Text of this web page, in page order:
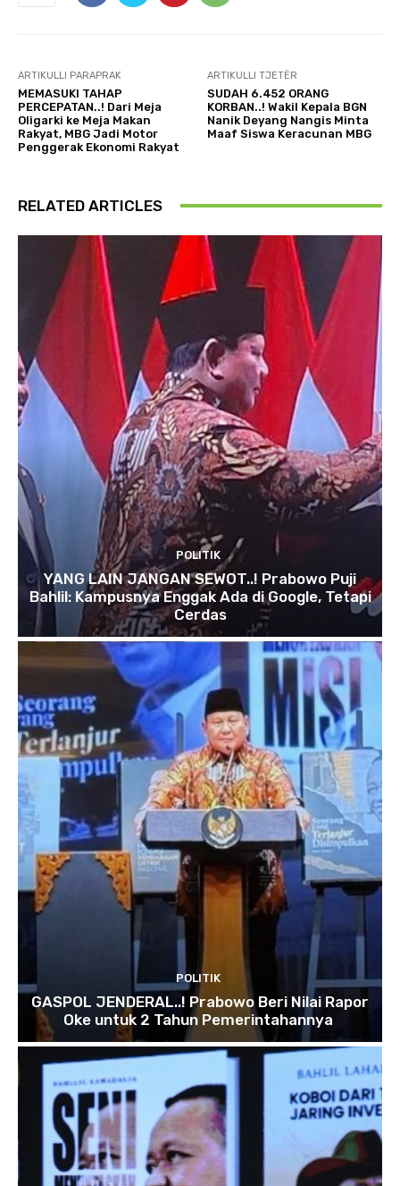
ARTIKULLI PARAPRAK
MEMASUKI TAHAP
PERCEPATAN..! Dari Meja
Oligarki ke Meja Makan
Rakyat, MBG Jadi Motor
Penggerak Ekonomi Rakyat
ARTIKULLI TJETËR
SUDAH 6.452 ORANG
KORBAN..! Wakil Kepala BGN
Nanik Deyang Nangis Minta
Maaf Siswa Keracunan MBG
RELATED ARTICLES
POLITIK
YANG LAIN JANGAN SEWOT..! Prabowo Puji
Bahlil: Kampusnya Enggak Ada di Google, Tetapi
Cerdas
POLITIK
GASPOL JENDERAL..! Prabowo Beri Nilai Rapor
Oke untuk 2 Tahun Pemerintahannya